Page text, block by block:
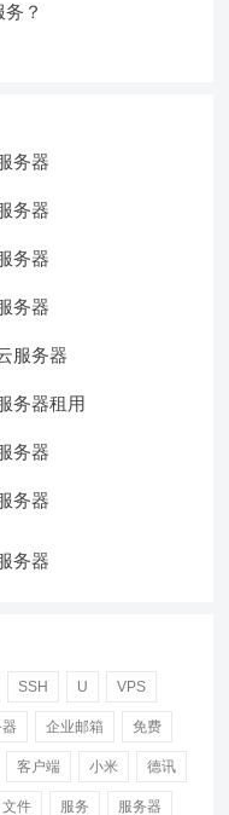
？
务器
务器
务器
务器
服务器
务器租用
务器
务器
务器
SSH U VPS
企业邮箱 免费
客户端 小米 德讯
文件 服务 服务器